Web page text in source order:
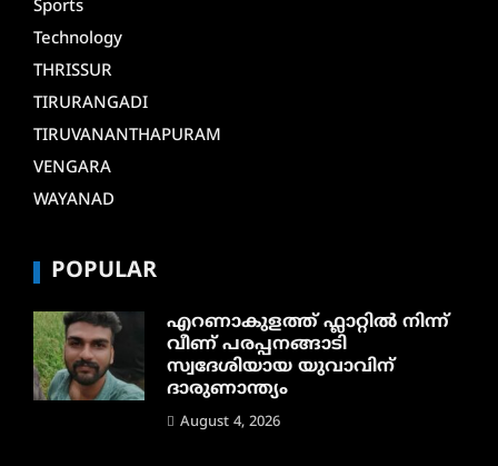
Sports
Technology
THRISSUR
TIRURANGADI
TIRUVANANTHAPURAM
VENGARA
WAYANAD
POPULAR
എറണാകുളത്ത് ഫ്ലാറ്റിൽ നിന്ന്
വീണ് പരപ്പനങ്ങാടി
സ്വദേശിയായ യുവാവിന്
ദാരുണാന്ത്യം
August 4, 2026